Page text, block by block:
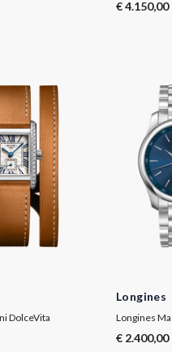
€ 4.150,00
DolceVita
Longines
Longines
€ 2.400,00